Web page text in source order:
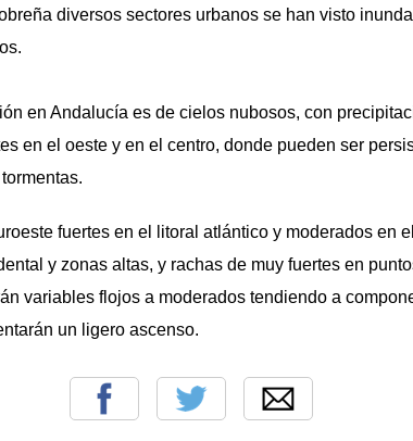
diversos sectores urbanos se han visto
en Andalucía es de cielos nubosos, con
en el oeste y en el centro, donde pueden ser
fuertes en el litoral atlántico y moderados en
y zonas altas, y rachas de muy fuertes en
variables flojos a moderados tendiendo a
un ligero ascenso.